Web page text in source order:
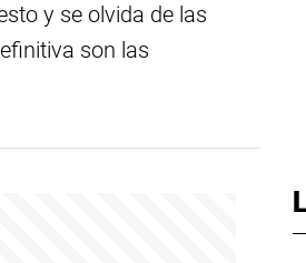
y se olvida de las
son las